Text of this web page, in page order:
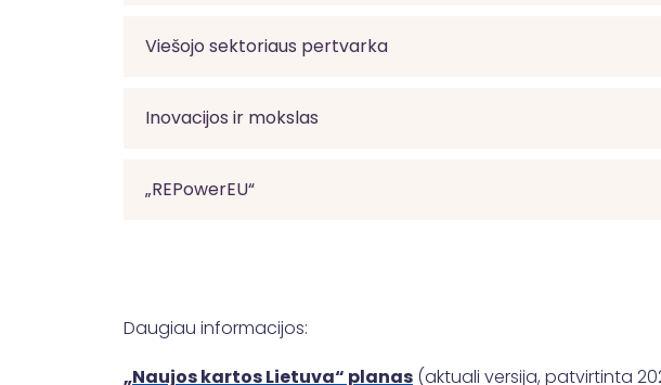
Viešojo sektoriaus pertvarka
Inovacijos ir mokslas
„REPowerEU“
Daugiau informacijos:
„Naujos kartos Lietuva“ planas (aktuali versija, patvirtinta